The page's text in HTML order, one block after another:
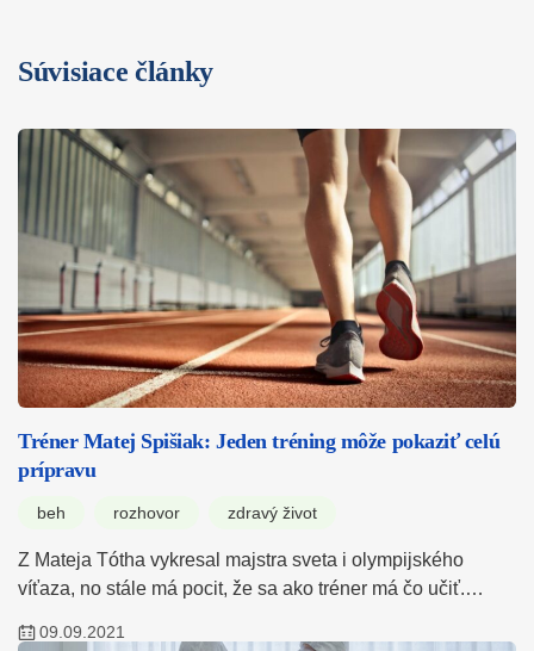
Súvisiace články
Tréner Matej Spišiak: Jeden tréning môže pokaziť celú
prípravu
beh rozhovor zdravý život
Z Mateja Tótha vykresal majstra sveta i olympijského
víťaza, no stále má pocit, že sa ako tréner má čo učiť.…
09.09.2021